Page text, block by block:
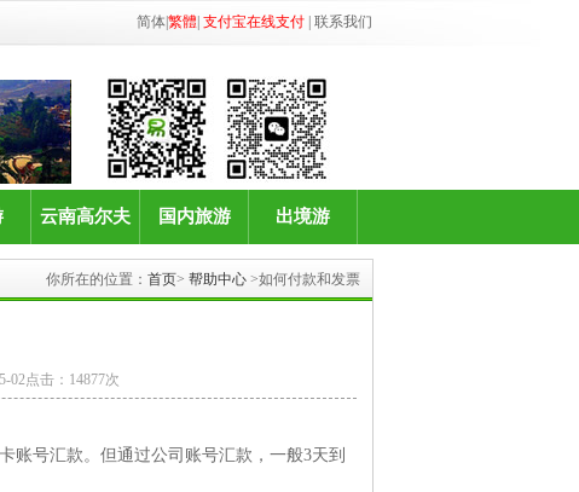
简体繁體 支付宝在线支付 联系我们
云南高尔夫 国内旅游 出境游
你所在的位置： 首页> 帮助中心 >如何付款和发票
02点击：14877次
账号汇款。但通过公司账号汇款，一般3天到